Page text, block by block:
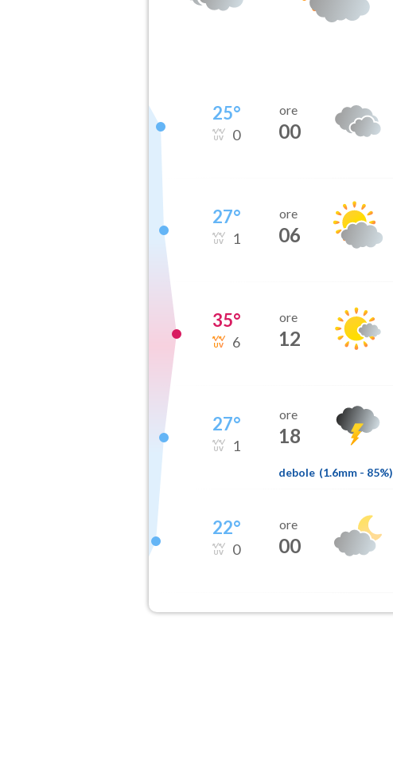
25°
0
ore
00
27°
1
ore
06
35°
6
ore
12
27°
1
ore
18
debole (1.6mm - 85%)
22°
0
ore
00